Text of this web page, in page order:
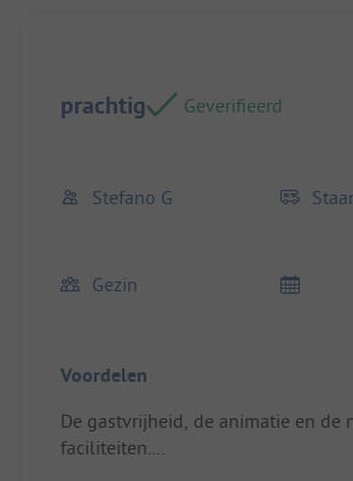
prachtig Geverifieerd
Stefano G
Gezin
Voordelen
De gastvrijheid, de animatie en de
faciliteiten.